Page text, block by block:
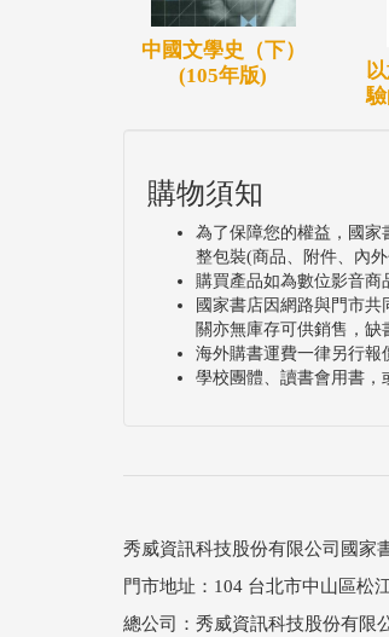
中國文學史（下）
(105年版)
購物須知
為了保障您的權益，國家
整包裝(商品、附件、內
購買產品如為數位影音
國家書店因網路與門市
關亦無庫存可供銷售，缺
海外購書運費一律另行報
學校團體、讀書會用書，
秀威資訊科技股份有限公司國
門市地址：104 台北市中山區松
總公司：秀威資訊科技股份有限